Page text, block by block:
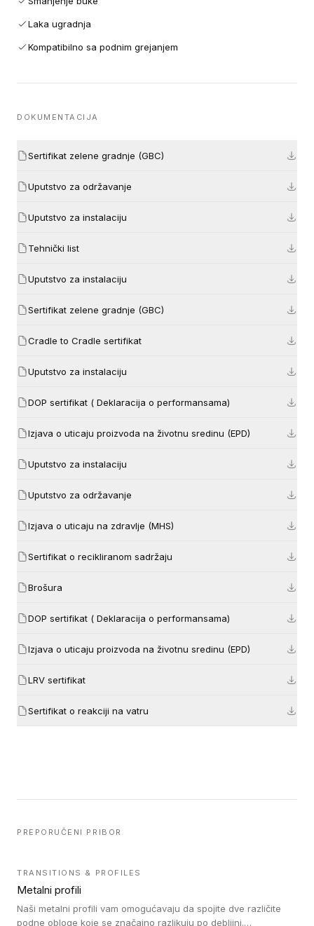
Laka ugradnja
Kompatibilno sa podnim grejanjem
DOKUMENTACIJA
Sertifikat zelene gradnje (GBC)
Uputstvo za održavanje
Uputstvo za instalaciju
Tehnički list
Uputstvo za instalaciju
Sertifikat zelene gradnje (GBC)
Cradle to Cradle sertifikat
Uputstvo za instalaciju
DOP sertifikat ( Deklaracija o performansama)
Izjava o uticaju proizvoda na životnu sredinu (EPD)
Uputstvo za instalaciju
Uputstvo za održavanje
Izjava o uticaju na zdravlje (MHS)
Sertifikat o recikliranom sadržaju
Brošura
DOP sertifikat ( Deklaracija o performansama)
Izjava o uticaju proizvoda na životnu sredinu (EPD)
LRV sertifikat
Sertifikat o reakciji na vatru
PREPORUČENI PRIBOR
TRANSITIONS & PROFILES
Metalni profili
Naši metalni profili vam omogućavaju da spojite dve različite
podne obloge koje se značajno razlikuju po debljini.